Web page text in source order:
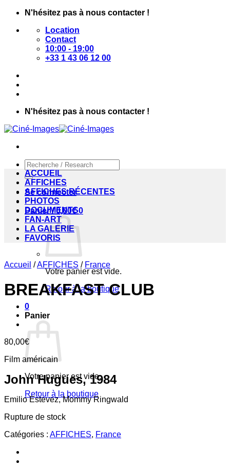
Passer
contenu
N'hésitez pas à nous contacter !
Location
Contact
10:00 - 19:00
+33 1 43 06 12 00
N'hésitez pas à nous contacter !
Recherche
pour :
Se connecter
Panier /0,00€ 0
Votre panier est vide.
Retour à la boutique
0
Panier
Votre panier est vide.
Retour à la boutique
ACCUEIL
AFFICHES
AFFICHES RÉCENTES
PHOTOS
DOCUMENTS
FAN-ART
LA GALERIE
FAVORIS
Accueil /AFFICHES / France
BREAKFAST CLUB
80,00€
Film américain
John Hugues, 1984
Emilio Estevez, Mommy Ringwald
Rupture de stock
Catégories : AFFICHES, France